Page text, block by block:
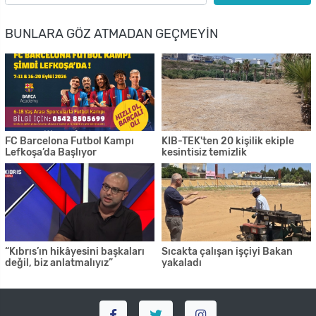
BUNLARA GÖZ ATMADAN GEÇMEYIN
FC Barcelona Futbol Kampı
Lefkoşa’da Başlıyor
KIB-TEK'ten 20 kişilik ekiple
kesintisiz temizlik
“Kıbrıs’ın hikâyesini başkaları
değil, biz anlatmalıyız”
Sıcakta çalışan işçiyi Bakan
yakaladı